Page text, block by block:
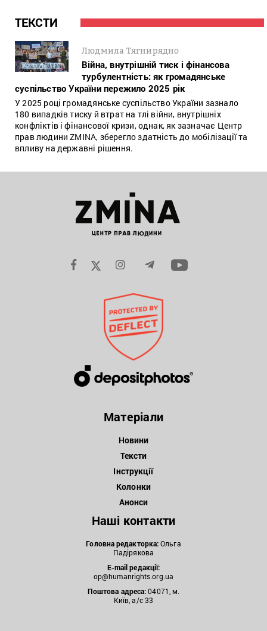
ТЕКСТИ
Людмила Тягнирядно
Війна, внутрішній тиск і фінансова
турбулентність: як громадянське
суспільство України пережило 2025 рік
У 2025 році громадянське суспільство України зазнало
180 випадків тиску й втрат на тлі війни, внутрішніх
конфліктів і фінансової кризи, однак, як зазначає Центр
прав людини ZMINA, зберегло здатність до мобілізації та
впливу на державні рішення.
Матеріали
Новини
Тексти
Інструкції
Колонки
Анонси
Наші контакти
Головна редакторка:Ольга
Падірякова
E-mail редакції:
op@humanrights.org.ua
Поштова адреса:04071, м.
Київ, а/с 33